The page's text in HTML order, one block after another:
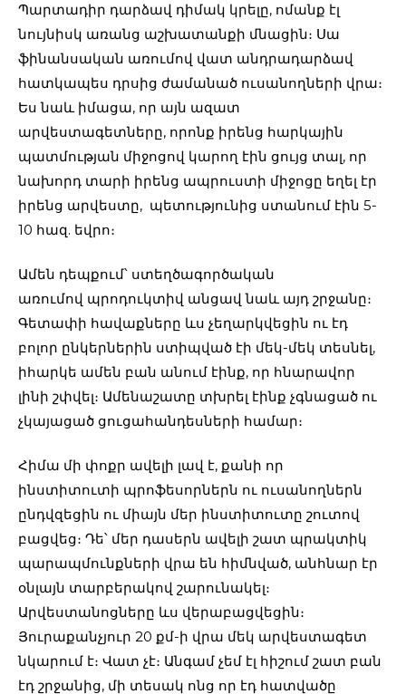
Պարտադիր դարձավ դիմակ կրելը, ոմանք էլ
նույնիսկ առանց աշխատանքի մնացին։ Սա
ֆինանսական առումով վատ անդրադարձավ
հատկապես դրսից ժամանած ուսանողների վրա։
Ես նաև իմացա, որ այն ազատ
արվեստագետները, որոնք իրենց հարկային
պատմության միջոցով կարող էին ցույց տալ, որ
նախորդ տարի իրենց ապրուստի միջոցը եղել էր
իրենց արվեստը, պետությունից ստանում էին 5-
10 հազ. եվրո։
Ամեն դեպքում՝ ստեղծագործական
առումով պրոդուկտիվ անցավ նաև այդ շրջանը։
Գետափի հավաքները ևս չեղարկվեցին ու էդ
բոլոր ընկերներին ստիպված էի մեկ-մեկ տեսնել,
իհարկե ամեն բան անում էինք, որ հնարավոր
լինի շփվել։ Ամենաշատը տխրել էինք չգնացած ու
չկայացած ցուցահանդեսների համար։
Հիմա մի փոքր ավելի լավ է, քանի որ
ինստիտուտի պրոֆեսորներն ու ուսանողներն
ընդվզեցին ու միայն մեր ինստիտուտը շուտով
բացվեց։ Դե՝ մեր դասերն ավելի շատ պրակտիկ
պարապմունքների վրա են հիմնված, անհնար էր
օնլայն տարբերակով շարունակել։
Արվեստանոցները ևս վերաբացվեցին։
Յուրաքանչյուր 20 քմ-ի վրա մեկ արվեստագետ
նկարում է։ Վատ չէ։ Անգամ չեմ էլ հիշում շատ բան
էդ շրջանից, մի տեսակ ոնց որ էդ հատվածը